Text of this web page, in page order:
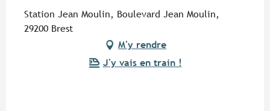
Station Jean Moulin, Boulevard Jean Moulin,
29200 Brest
M'y rendre
J'y vais en train !